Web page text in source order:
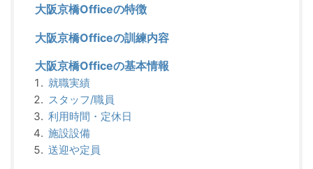
大阪京橋Officeの特徴
大阪京橋Officeの訓練内容
大阪京橋Officeの基本情報
就職実績
スタッフ/職員
利用時間・定休日
施設設備
送迎や定員